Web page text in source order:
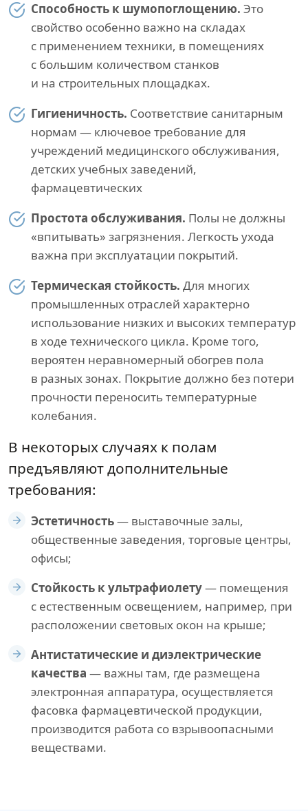
Способность к шумопоглощению. Это
свойство особенно важно на складах
с применением техники, в помещениях
с большим количеством станков
и на строительных площадках.
Гигиеничность. Соответствие санитарным
нормам — ключевое требование для
учреждений медицинского обслуживания,
детских учебных заведений,
фармацевтических
Простота обслуживания. Полы не должны
«впитывать» загрязнения. Легкость ухода
важна при эксплуатации покрытий.
Термическая стойкость. Для многих
промышленных отраслей характерно
использование низких и высоких температур
в ходе технического цикла. Кроме того,
вероятен неравномерный обогрев пола
в разных зонах. Покрытие должно без потери
прочности переносить температурные
колебания.
В некоторых случаях к полам
предъявляют дополнительные
требования:
Эстетичность— выставочные залы,
общественные заведения, торговые центры,
офисы;
Стойкость к ультрафиолету— помещения
с естественным освещением, например, при
расположении световых окон на крыше;
Антистатические и диэлектрические
качества — важны там, где размещена
электронная аппаратура, осуществляется
фасовка фармацевтической продукции,
производится работа со взрывоопасными
веществами.